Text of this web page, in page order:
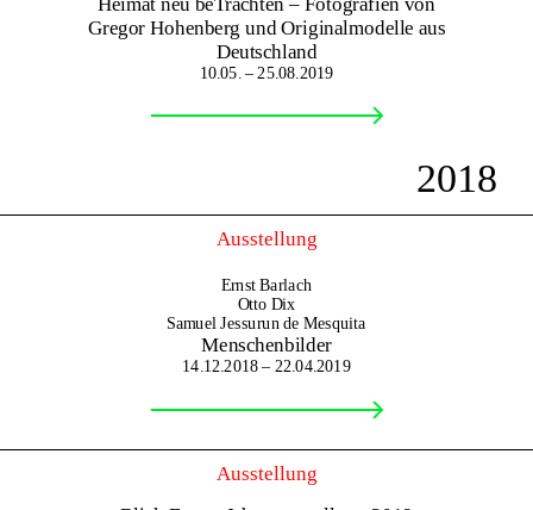
Gregor Hohenberg und Originalmodelle aus
Deutschland
10.05. – 25.08.2019
2018
Ausstellung
Ernst Barlach
Otto Dix
Samuel Jessurun de Mesquita
Menschenbilder
14.12.2018 – 22.04.2019
Ausstellung